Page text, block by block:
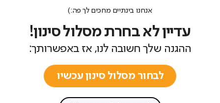
אנחנו בינתיים מחכים לך פה:)
עדיין לא בחרת מסלול סינון!
ההגנה שלך חשובה לנו, אז באפשרותך:
לבחור מסלול סינון עכשיו